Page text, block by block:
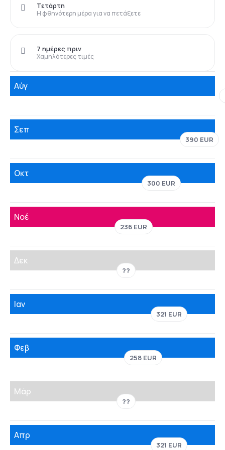
Η φθηνότερη μέρα για να πετάξετε
Τετάρτη
Χαμηλότερες τιμές
7 ημέρες πριν
Αύγ
Σεπ
390 EUR
Οκτ
300 EUR
Νοέ
236 EUR
Δεκ
??
Ιαν
321 EUR
Φεβ
258 EUR
Μάρ
??
Απρ
321 EUR